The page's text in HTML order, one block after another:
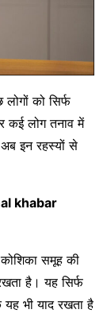
को सिर्फ
कई लोग तनाव में
इन रहस्यों से
khabar
समूह की
है। यह सिर्फ
यह भी याद रखता है